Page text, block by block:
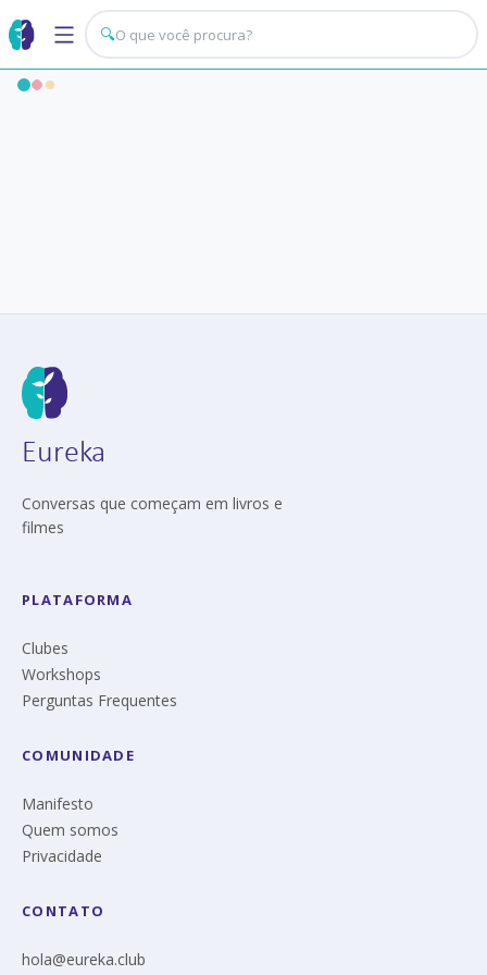
🔍
Eureka
Conversas que começam em livros e
filmes
PLATAFORMA
Clubes
Workshops
Perguntas Frequentes
COMUNIDADE
Manifesto
Quem somos
Privacidade
CONTATO
hola@eureka.club